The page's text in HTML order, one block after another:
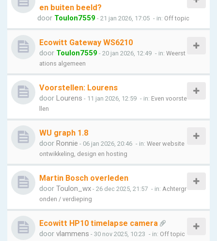
en buiten beeld?
door Toulon7559 - 21 jan 2026, 17:05 - in: Off topic
Ecowitt Gateway WS6210
door Toulon7559 - 20 jan 2026, 12:49 - in: Weerst
ations algemeen
Voorstellen: Lourens
door Lourens - 11 jan 2026, 12:59 - in: Even voorste
llen
WU graph 1.8
door Ronnie - 06 jan 2026, 20:46 - in: Weer website
ontwikkeling, design en hosting
Martin Bosch overleden
door Toulon_wx - 26 dec 2025, 21:57 - in: Achtergr
onden / verdieping
Ecowitt HP10 timelapse camera
door vlammens - 30 nov 2025, 10:23 - in: Off topic